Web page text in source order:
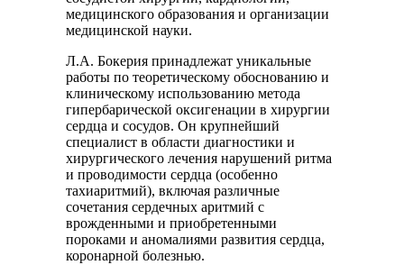
медицинского образования и организации
медицинской науки.
Л.А. Бокерия принадлежат уникальные
работы по теоретическому обоснованию и
клиническому использованию метода
гипербарической оксигенации в хирургии
сердца и сосудов. Он крупнейший
специалист в области диагностики и
хирургического лечения нарушений ритма
и проводимости сердца (особенно
тахиаритмий), включая различные
сочетания сердечных аритмий с
врожденными и приобретенными
пороками и аномалиями развития сердца,
коронарной болезнью.